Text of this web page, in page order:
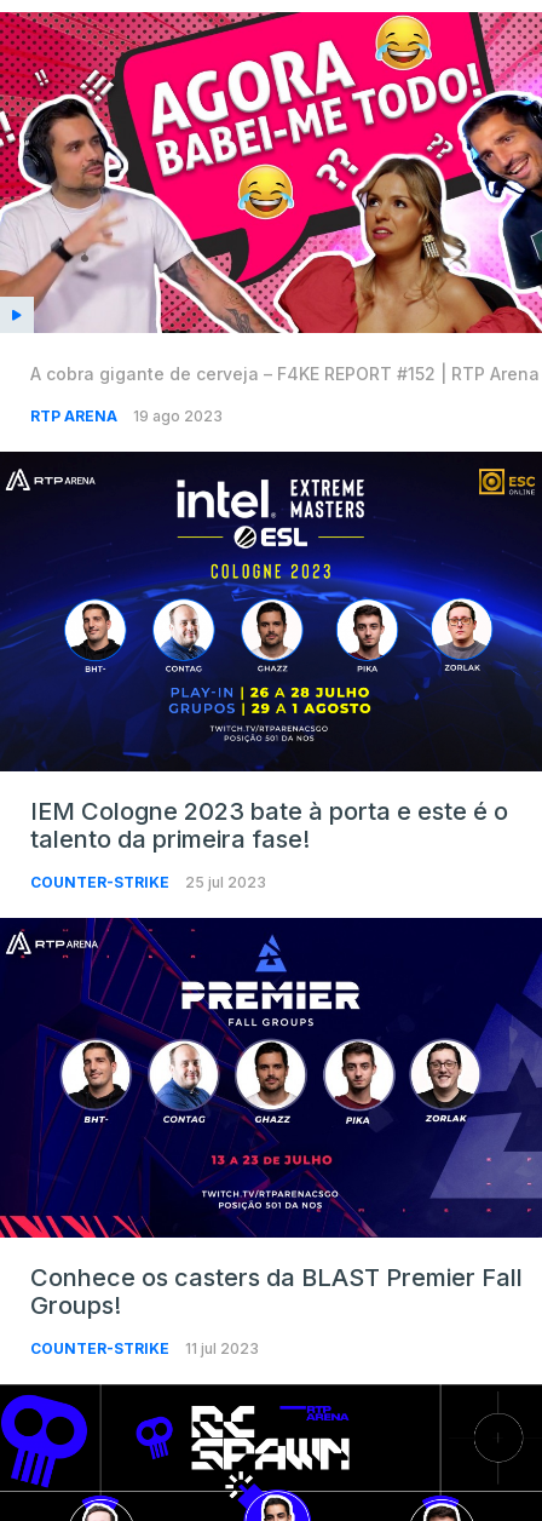
A cobra gigante de cerveja – F4KE REPORT #152 | RTP Arena
RTP ARENA 19 ago 2023
IEM Cologne 2023 bate à porta e este é o
talento da primeira fase!
COUNTER-STRIKE 25 jul 2023
Conhece os casters da BLAST Premier Fall
Groups!
COUNTER-STRIKE 11 jul 2023